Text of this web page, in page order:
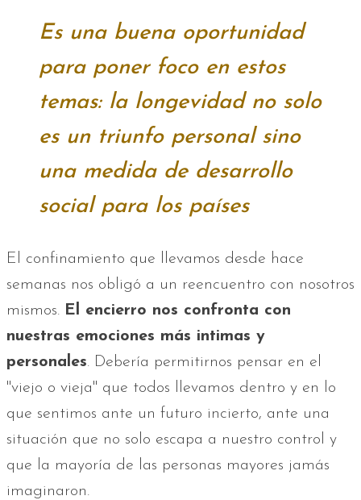
Es una buena oportunidad
para poner foco en estos
temas: la longevidad no solo
es un triunfo personal sino
una medida de desarrollo
social para los países
El confinamiento que llevamos desde hace
semanas nos obligó a un reencuentro con nosotros
mismos. El encierro nos confronta con
nuestras emociones más intimas y
personales. Debería permitirnos pensar en el
"viejo o vieja" que todos llevamos dentro y en lo
que sentimos ante un futuro incierto, ante una
situación que no solo escapa a nuestro control y
que la mayoría de las personas mayores jamás
imaginaron.